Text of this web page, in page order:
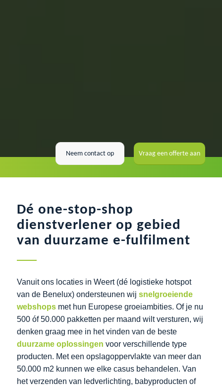
Neem contact op Vraag een offerte aan
Dé one-stop-shop
dienstverlener op gebied
van duurzame e-fulfilment
Vanuit ons locaties in Weert (dé logistieke hotspot
van de Benelux) ondersteunen wij snelgroeiende
webshopsmet hun Europese groeiambities. Of je nu
500 óf 50.000 pakketten per maand wilt versturen, wij
denken graag mee in het vinden van de beste
duurzame oplossingen voor verschillende type
producten. Met een opslagoppervlakte van meer dan
50.000 m2 kunnen we elke casus behandelen. Van
het verzenden van ledverlichting, babyproducten of